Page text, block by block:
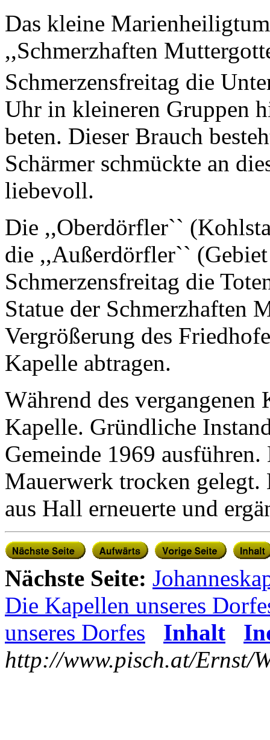
Das kleine
,,Schmerzhaften
Schmerzensfreitag die
Uhr in kleineren Gruppen
beten. Dieser Brauch
Schärmer schmückte an
liebevoll.
Die ,,Oberdörfler``
die ,,Außerdörfler`` (Gebiet
Schmerzensfreitag die
Statue der Schmerzhaften
Vergrößerung des
Kapelle abtragen.
Während des vergangenen
Kapelle. Gründliche
Gemeinde 1969
Mauerwerk trocken
aus Hall erneuerte und
Nächste Seite:
Die Kapellen unseres
unseres Dorfes
Inhalt
http://www.pisch.at/Ernst/